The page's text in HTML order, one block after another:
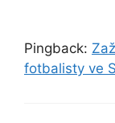
Pingback:
fotbalisty ve